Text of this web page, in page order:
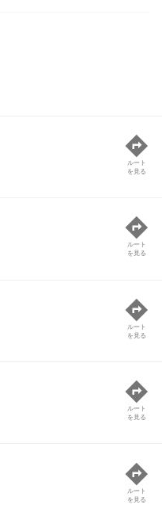
ルート
を見る
ルート
を見る
ルート
を見る
ルート
を見る
ルート
を見る